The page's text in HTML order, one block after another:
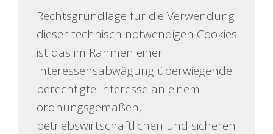
Rechtsgrundlage für die Verwendung
dieser technisch notwendigen Cookies
ist das im Rahmen einer
Interessensabwägung überwiegende
berechtigte Interesse an einem
ordnungsgemäßen,
betriebswirtschaftlichen und sicheren